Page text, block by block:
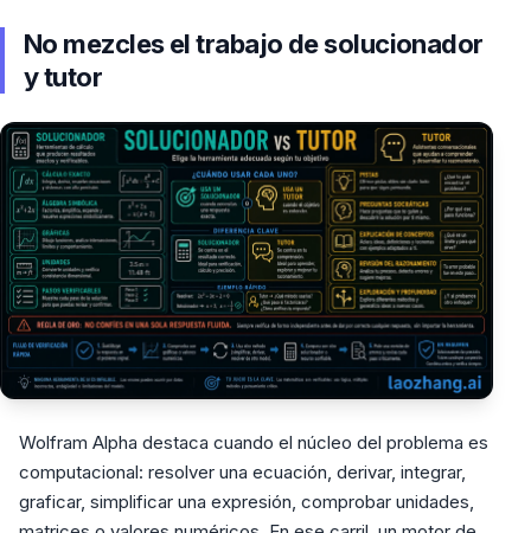
No mezcles el trabajo de solucionador
y tutor
Wolfram Alpha destaca cuando el núcleo del problema es
computacional: resolver una ecuación, derivar, integrar,
graficar, simplificar una expresión, comprobar unidades,